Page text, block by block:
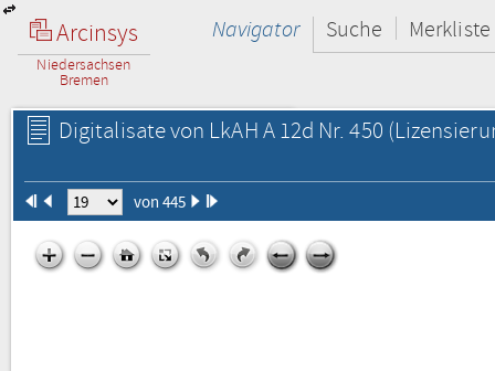
Arcinsys
Niedersachsen
Bremen
Navigator Suche Merkliste
Digitalisate von LkAH A 12d Nr. 450
von 445